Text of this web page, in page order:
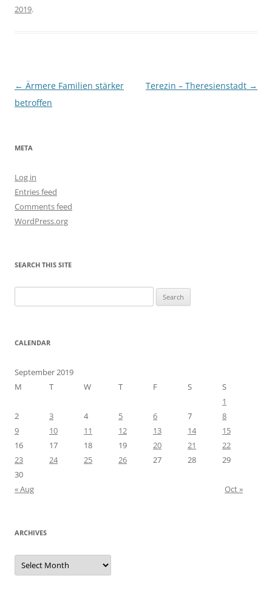
2019.
Post
navigation
← Ärmere Familien stärker
betroffen
Terezin – Theresienstadt →
META
Log in
Entries feed
Comments feed
WordPress.org
SEARCH THIS SITE
for:
CALENDAR
September 2019
M
T W T F S
S
1
2
3 4 5 6 7
8
9
10 11 12 13 14
15
16
17 18 19 20 21
22
23
24 25 26 27 28
29
30
« Aug
Oct »
ARCHIVES
Archives